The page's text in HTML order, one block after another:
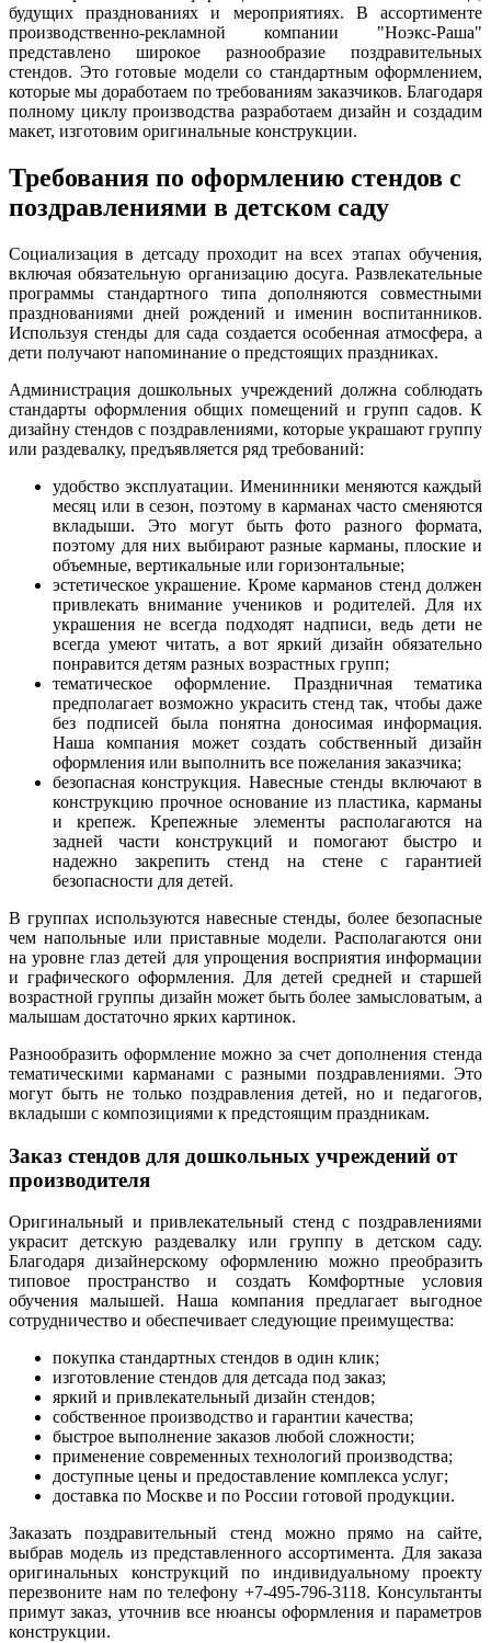
будущих празднованиях и мероприятиях. В ассортименте
производственно-рекламной компании "Ноэкс-Раша"
представлено широкое разнообразие поздравительных
стендов. Это готовые модели со стандартным оформлением,
которые мы доработаем по требованиям заказчиков. Благодаря
полному циклу производства разработаем дизайн и создадим
макет, изготовим оригинальные конструкции.
Требования по оформлению стендов с
поздравлениями в детском саду
Социализация в детсаду проходит на всех этапах обучения,
включая обязательную организацию досуга. Развлекательные
программы стандартного типа дополняются совместными
празднованиями дней рождений и именин воспитанников.
Используя стенды для сада создается особенная атмосфера, а
дети получают напоминание о предстоящих праздниках.
Администрация дошкольных учреждений должна соблюдать
стандарты оформления общих помещений и групп садов. К
дизайну стендов с поздравлениями, которые украшают группу
или раздевалку, предъявляется ряд требований:
удобство эксплуатации. Именинники меняются каждый
месяц или в сезон, поэтому в карманах часто сменяются
вкладыши. Это могут быть фото разного формата,
поэтому для них выбирают разные карманы, плоские и
объемные, вертикальные или горизонтальные;
эстетическое украшение. Кроме карманов стенд должен
привлекать внимание учеников и родителей. Для их
украшения не всегда подходят надписи, ведь дети не
всегда умеют читать, а вот яркий дизайн обязательно
понравится детям разных возрастных групп;
тематическое оформление. Праздничная тематика
предполагает возможно украсить стенд так, чтобы даже
без подписей была понятна доносимая информация.
Наша компания может создать собственный дизайн
оформления или выполнить все пожелания заказчика;
безопасная конструкция. Навесные стенды включают в
конструкцию прочное основание из пластика, карманы
и крепеж. Крепежные элементы располагаются на
задней части конструкций и помогают быстро и
надежно закрепить стенд на стене с гарантией
безопасности для детей.
В группах используются навесные стенды, более безопасные
чем напольные или приставные модели. Располагаются они
на уровне глаз детей для упрощения восприятия информации
и графического оформления. Для детей средней и старшей
возрастной группы дизайн может быть более замысловатым, а
малышам достаточно ярких картинок.
Разнообразить оформление можно за счет дополнения стенда
тематическими карманами с разными поздравлениями. Это
могут быть не только поздравления детей, но и педагогов,
вкладыши с композициями к предстоящим праздникам.
Заказ стендов для дошкольных учреждений от
производителя
Оригинальный и привлекательный стенд с поздравлениями
украсит детскую раздевалку или группу в детском саду.
Благодаря дизайнерскому оформлению можно преобразить
типовое пространство и создать Комфортные условия
обучения малышей. Наша компания предлагает выгодное
сотрудничество и обеспечивает следующие преимущества:
покупка стандартных стендов в один клик;
изготовление стендов для детсада под заказ;
яркий и привлекательный дизайн стендов;
собственное производство и гарантии качества;
быстрое выполнение заказов любой сложности;
применение современных технологий производства;
доступные цены и предоставление комплекса услуг;
доставка по Москве и по России готовой продукции.
Заказать поздравительный стенд можно прямо на сайте,
выбрав модель из представленного ассортимента. Для заказа
оригинальных конструкций по индивидуальному проекту
перезвоните нам по телефону +7-495-796-3118. Консультанты
примут заказ, уточнив все нюансы оформления и параметров
конструкции.